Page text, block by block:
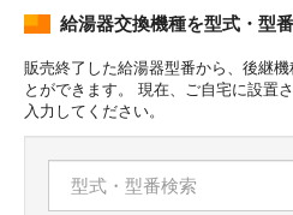
給湯器交換機種を型式・型
販売終了した給湯器型番から、後継
とができます。 現在、ご自宅に設置
入力してください。